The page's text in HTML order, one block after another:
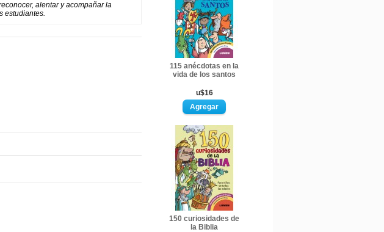
115 anécdotas en la
vida de los santos
u$16
150 curiosidades de
la Biblia
alentar y acompañar la
estudiantes.